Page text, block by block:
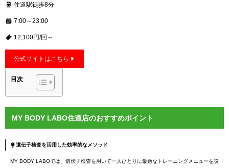
住道駅徒歩8分
7:00～23:00
12,100円/回～
公式サイトはこちら
目次
MY BODY LABO住道店のおすすめポイント
遺伝子検査を活用した効率的なメソッド
MY BODY LABOでは、遺伝子検査を用いて一人ひとりに最適なトレーニングメニューを設